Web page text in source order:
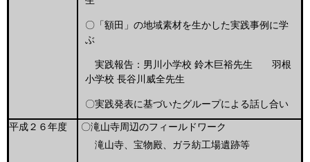
〇「額田」の地域素材を生かした実践事例に学
ぶ
実践報告：男川小学校 鈴木巨裕先生 羽根
小学校 長谷川威全先生
〇実践発表に基づいたグループによる話し合い
平成２６年度
〇滝山寺周辺のフィールドワーク
滝山寺、宝物殿、ガラ紡工場遺跡等